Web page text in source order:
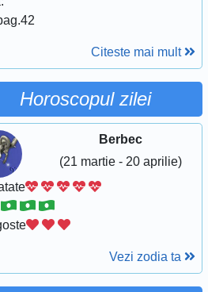
Citeste mai mult
Horoscopul zilei
Berbec
(21 martie - 20 aprilie)
Vezi zodia ta